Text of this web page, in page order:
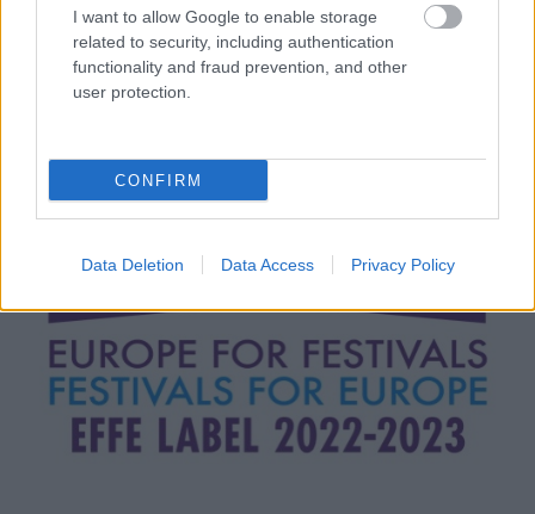
I want to allow Google to enable storage
related to security, including authentication
functionality and fraud prevention, and other
user protection.
CONFIRM
Data Deletion Data Access Privacy Policy